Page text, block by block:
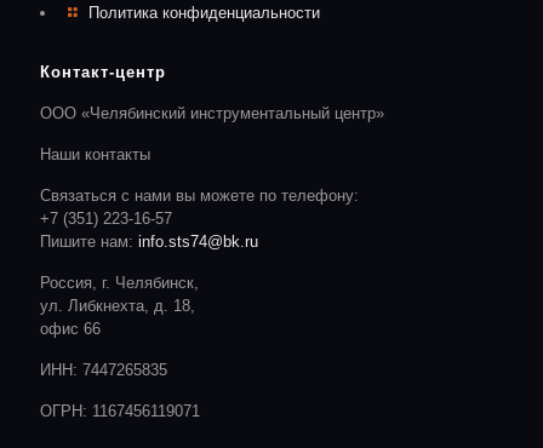
Политика конфиденциальности
Контакт-центр
ООО «Челябинский инструментальный центр»
Наши контакты
Связаться с нами вы можете по телефону:
+7 (351) 223-16-57
Пишите нам: info.sts74@bk.ru
Россия, г. Челябинск,
ул. Либкнехта, д. 18,
офис 66
ИНН: 7447265835
ОГРН: 1167456119071